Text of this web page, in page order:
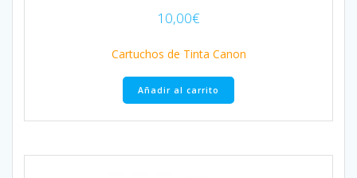
10,00€
Cartuchos de Tinta Canon
Añadir al carrito